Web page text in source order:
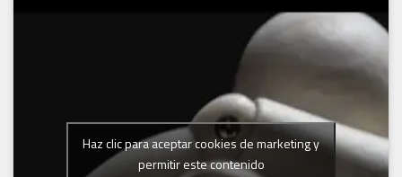
Haz clic para aceptar cookies de marketing y
permitir este contenido